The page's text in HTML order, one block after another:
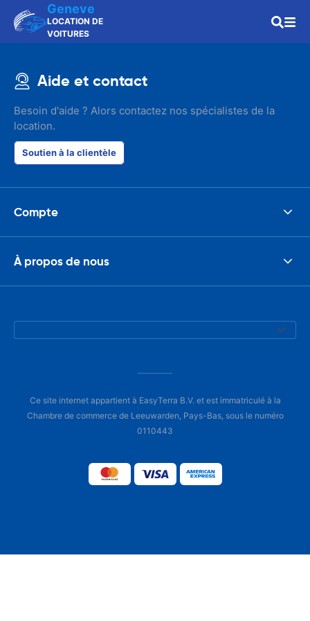
Geneve
LOCATION DE
VOITURES
Aide et contact
Besoin d'aide ? Alors contactez nos spécialistes de la
location.
Soutien à la clientèle
Compte
À propos de nous
Ce site internet appartient à EasyTerra B.V. et est immatriculé à la
Chambre de commerce de Leeuwarden, Pays-Bas, sous le numéro
0110443